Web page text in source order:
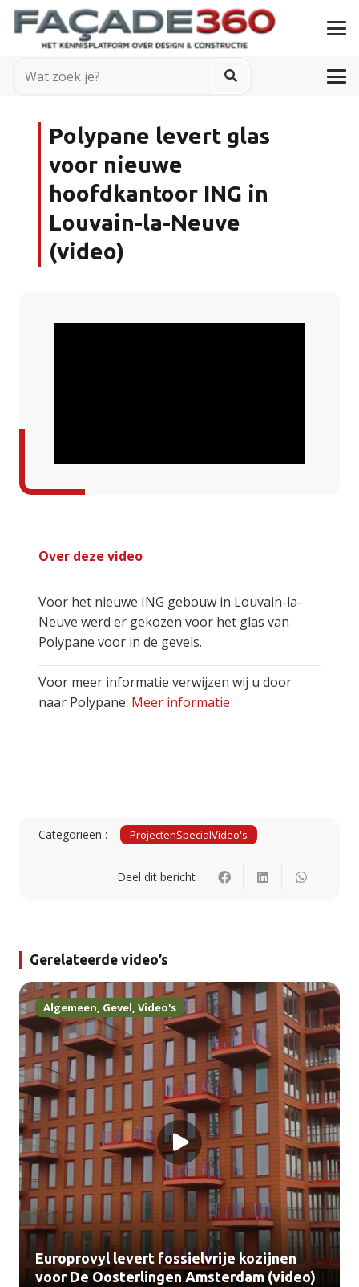
Polypane levert glas
voor nieuwe
hoofdkantoor ING in
Louvain-la-Neuve
(video)
Over deze video
Voor het nieuwe ING gebouw in Louvain-la-
Neuve werd er gekozen voor het glas van
Polypane voor in de gevels.
Voor meer informatie verwijzen wij u door
naar Polypane. Meer informatie
Categorieën : ProjectenSpecialVideo's
Deel dit bericht :
Gerelateerde video’s
Algemeen, Gevel, Video's
Europrovyl levert fossielvrije kozijnen
voor De Oosterlingen Amsterdam (video)